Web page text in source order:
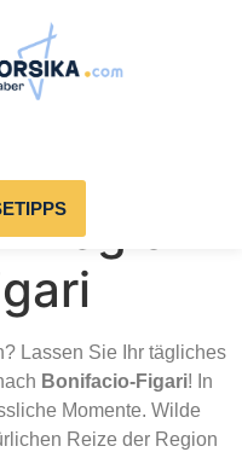
Region
Lassen Sie Ihr tägliches
Bonifacio-Figari! In
Momente. Wilde
Reize der Region